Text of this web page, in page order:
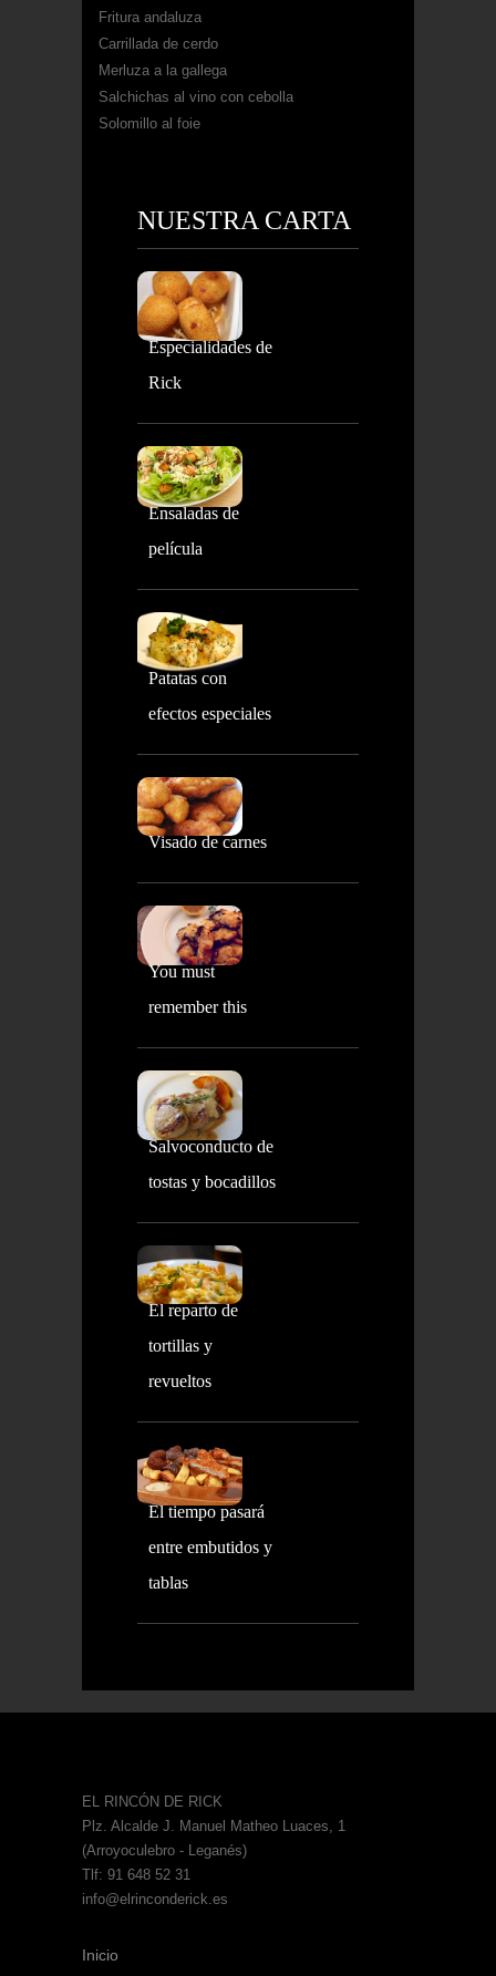
Fritura andaluza
Carrillada de cerdo
Merluza a la gallega
Salchichas al vino con cebolla
Solomillo al foie
NUESTRA CARTA
Especialidades de
Rick
Ensaladas de
película
Patatas con
efectos especiales
Visado de carnes
You must
remember this
Salvoconducto de
tostas y bocadillos
El reparto de
tortillas y
revueltos
El tiempo pasará
entre embutidos y
tablas
EL RINCÓN DE RICK
Plz. Alcalde J. Manuel Matheo Luaces, 1
(Arroyoculebro - Leganés)
Tlf: 91 648 52 31
info@elrinconderick.es
Inicio